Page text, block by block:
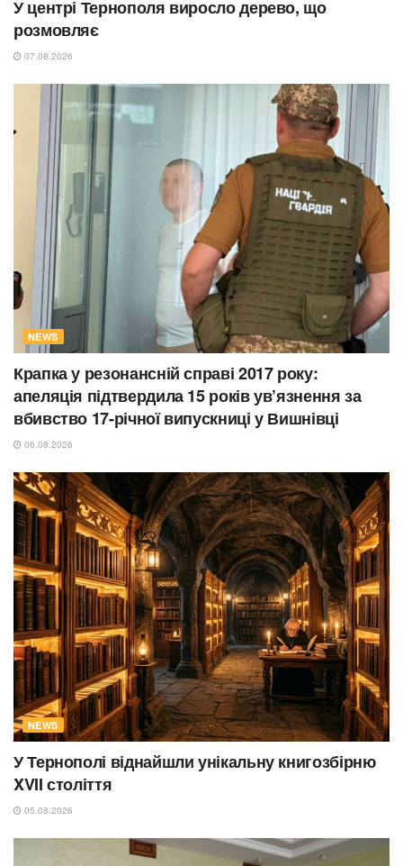
У центрі Тернополя виросло дерево, що
розмовляє
07.08.2026
NEWS
Крапка у резонансній справі 2017 року:
апеляція підтвердила 15 років ув’язнення за
вбивство 17-річної випускниці у Вишнівці
06.08.2026
NEWS
У Тернополі віднайшли унікальну книгозбірню
XVII століття
05.08.2026